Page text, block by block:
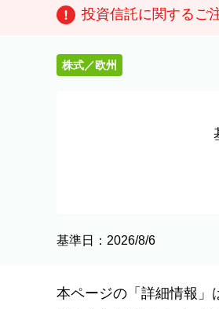
投資信託に関するご
株式／欧州
基準日：2026/8/6
本ページの「詳細情報」